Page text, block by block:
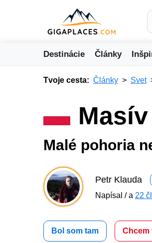
Destinácie Články
Tvoje cesta: Články Svet
Malé pohoria
Petr Klauda
Napísal / a 22
Bol som tam Chcem